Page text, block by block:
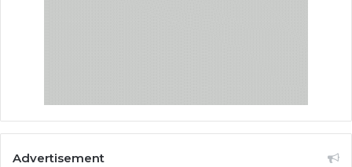
Advertisement